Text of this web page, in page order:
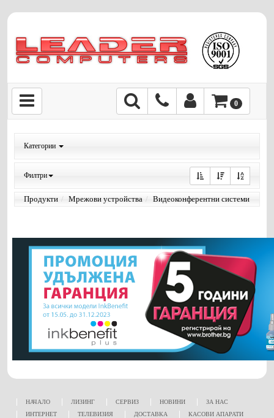
0
Категории
Филтри
Продукти Мрежови устройства Видеоконферентни системи
НАЧАЛО ЛИЗИНГ СЕРВИЗ НОВИНИ
ЗА НАС
ИНТЕРНЕТ
ТЕЛЕВИЗИЯ ДОСТАВКА КАСОВИ АПАРАТИ